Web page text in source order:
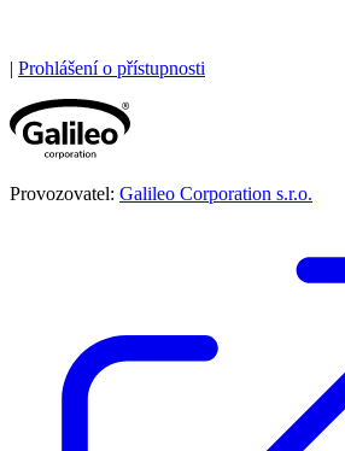
| Prohlášení o přístupnosti
Provozovatel: Galileo Corporation s.r.o.